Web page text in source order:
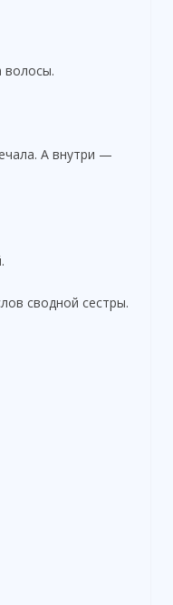
волосы.
А внутри —
сводной сестры.